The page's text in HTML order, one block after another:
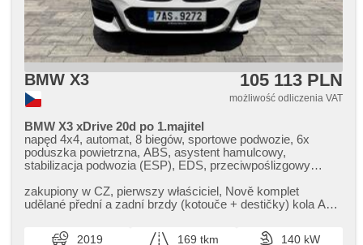
BMW X3 105 113 PLN
możliwość odliczenia VAT
BMW X3 xDrive 20d po 1.majitel
napęd 4x4, automat, 8 biegów, sportowe podwozie, 6x
poduszka powietrzna, ABS, asystent hamulcowy,
stabilizacja podwozia (ESP), EDS, przeciwpoślizgowy
asistent rozjezdu do kopce (HSA), ukazatel rychlostního
limitu (SLIF), asystent pasa ruchu, asystent martwego pola,
holowniczy, wspomaganie układu kierowniczego, třízónová
zakupiony w CZ,​ pierwszy właściciel,​ Nově komplet
udělané přední a zadní brzdy (kotouče ​+ destičky) kola ALU
2019 169 tkm
140 kW